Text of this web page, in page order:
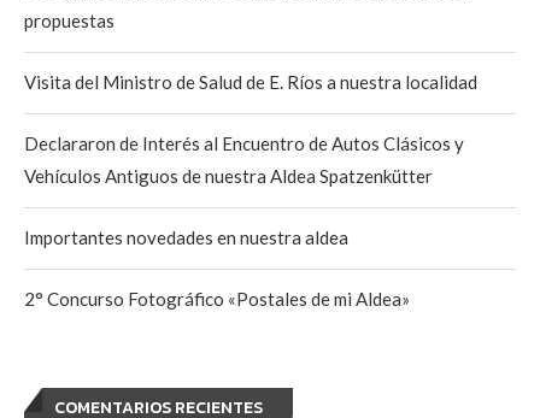
propuestas
Visita del Ministro de Salud de E. Ríos a nuestra localidad
Declararon de Interés al Encuentro de Autos Clásicos y
Vehículos Antiguos de nuestra Aldea Spatzenkütter
Importantes novedades en nuestra aldea
2° Concurso Fotográfico «Postales de mi Aldea»
COMENTARIOS RECIENTES